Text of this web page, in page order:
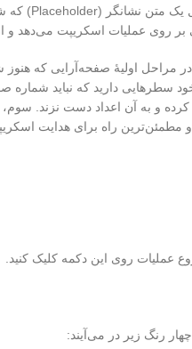
روی عملیات اسکریپت می‌دهد و
مراحل اولیهٔ صفحه‌آرایی که
سطرهایی دارید که نباید
و به آن اعداد دست نزند.
مطمئن‌ترین راه برای هدایت
عملیات روی این دکمه کلیک کنید.
رنگ زیر در می‌آیند: